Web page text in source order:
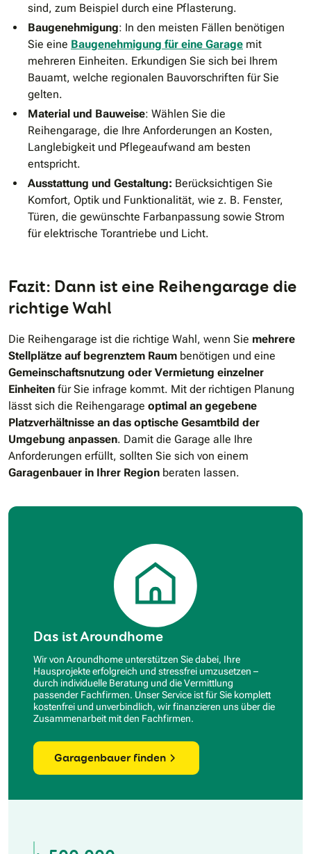
sind, zum Beispiel durch eine Pflasterung.
Baugenehmigung: In den meisten Fällen benötigen
Sie eine Baugenehmigung für eine Garage mit
mehreren Einheiten. Erkundigen Sie sich bei Ihrem
Bauamt, welche regionalen Bauvorschriften für Sie
gelten.
Material und Bauweise: Wählen Sie die
Reihengarage, die Ihre Anforderungen an Kosten,
Langlebigkeit und Pflegeaufwand am besten
entspricht.
Ausstattung und Gestaltung: Berücksichtigen Sie
Komfort, Optik und Funktionalität, wie z. B. Fenster,
Türen, die gewünschte Farbanpassung sowie Strom
für elektrische Torantriebe und Licht.
Fazit: Dann ist eine Reihengarage die
richtige Wahl
Die Reihengarage ist die richtige Wahl, wenn Sie mehrere
Stellplätze auf begrenztem Raum benötigen und eine
Gemeinschaftsnutzung oder Vermietung einzelner
Einheiten für Sie infrage kommt. Mit der richtigen Planung
lässt sich die Reihengarage optimal an gegebene
Platzverhältnisse an das optische Gesamtbild der
Umgebung anpassen. Damit die Garage alle Ihre
Anforderungen erfüllt, sollten Sie sich von einem
Garagenbauer in Ihrer Region beraten lassen.
Das ist Aroundhome
Wir von Aroundhome unterstützen Sie dabei, Ihre
Hausprojekte erfolgreich und stressfrei umzusetzen –
durch individuelle Beratung und die Vermittlung
passender Fachfirmen. Unser Service ist für Sie komplett
kostenfrei und unverbindlich, wir finanzieren uns über die
Zusammenarbeit mit den Fachfirmen.
Garagenbauer finden